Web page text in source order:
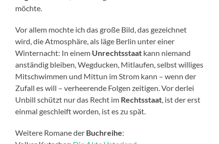
möchte.
Vor allem mochte ich das große Bild, das gezeichnet
wird, die Atmosphäre, als läge Berlin unter einer
Winternacht: In einem Unrechtsstaat kann niemand
anständig bleiben, Wegducken, Mitlaufen, selbst williges
Mitschwimmen und Mittun im Strom kann – wenn der
Zufall es will – verheerende Folgen zeitigen. Vor derlei
Unbill schützt nur das Recht im Rechtsstaat, ist der erst
einmal geschleift worden, ist es zu spät.
Weitere Romane der Buchreihe: